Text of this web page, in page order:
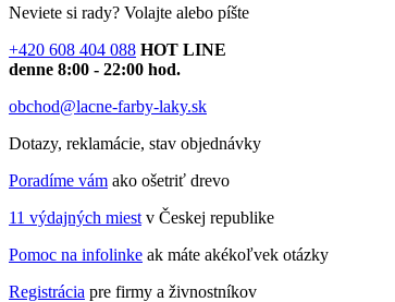
Neviete si rady? Volajte alebo píšte
+420 608 404 088 HOT LINE
denne 8:00 - 22:00 hod.
obchod@lacne-farby-laky.sk
Dotazy, reklamácie, stav objednávky
Poradíme vám ako ošetriť drevo
11 výdajných miest v Českej republike
Pomoc na infolinke ak máte akékoľvek otázky
Registrácia pre firmy a živnostníkov